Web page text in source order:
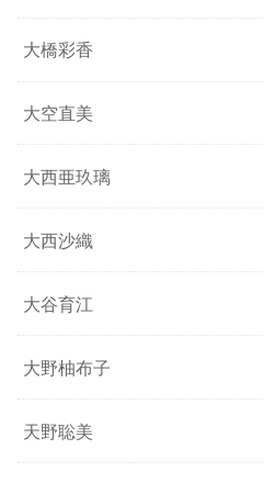
大橋彩香
大空直美
大西亜玖璃
大西沙織
大谷育江
大野柚布子
天野聡美